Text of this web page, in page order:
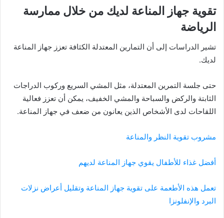
تقوية جهاز المناعة لديك من خلال ممارسة
الرياضة
تشير الدراسات إلى أن التمارين المعتدلة الكثافة تعزز جهاز المناعة
لديك.
حتى جلسة التمرين المعتدلة، مثل المشي السريع وركوب الدراجات
الثابتة والركض والسباحة والمشي الخفيف، يمكن أن تعزز فعالية
اللقاحات لدى الأشخاص الذين يعانون من ضعف في جهاز المناعة.
مشروب تقوية النظر والمناعة
أفضل غذاء للأطفال يقوي جهاز المناعة لديهم
تعمل هذه الأطعمة على تقوية جهاز المناعة وتقليل أعراض نزلات
البرد والإنفلونزا